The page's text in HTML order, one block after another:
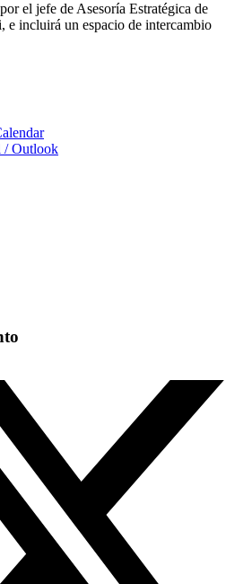
el jefe de Asesoría Estratégica de
incluirá un espacio de intercambio
/ Outlook